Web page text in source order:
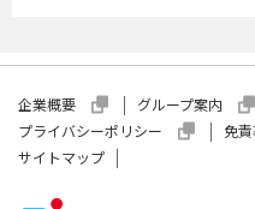
企業概要 グループ案内
プライバシーポリシー
免
サイトマップ